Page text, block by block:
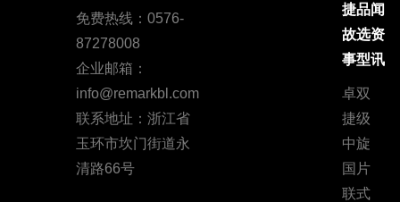
免费热线：0576-
87278008
企业邮箱：
info@remarkbl.com
联系地址：浙江省
玉环市坎门街道永
清路66号
捷
故
事
卓
捷
中
国
联
品
选
型
双
级
旋
片
式
闻
资
讯